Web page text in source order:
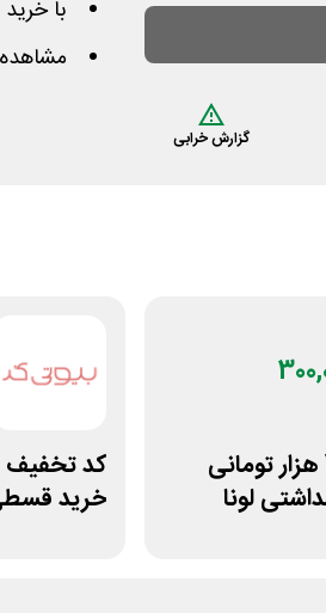
گزارش خرابی
با
کد تخفیف 300 هزار تومانی
لونا
خرید